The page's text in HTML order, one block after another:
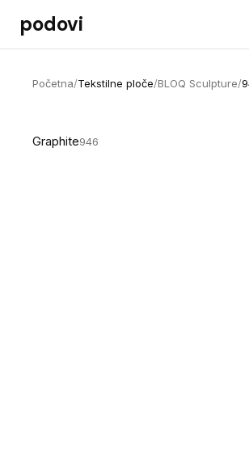
Preskoči na sadržaj
podovi
Početna/Tekstilne ploče/BLOQ Sculpture/
Graphite946